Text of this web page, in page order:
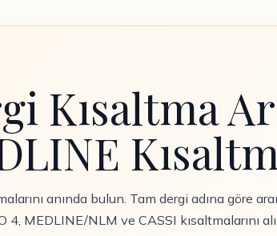
Kısaltma
anında bulun. Tam dergi adına göre
4, MEDLINE/NLM ve CASSI kısaltmalarını